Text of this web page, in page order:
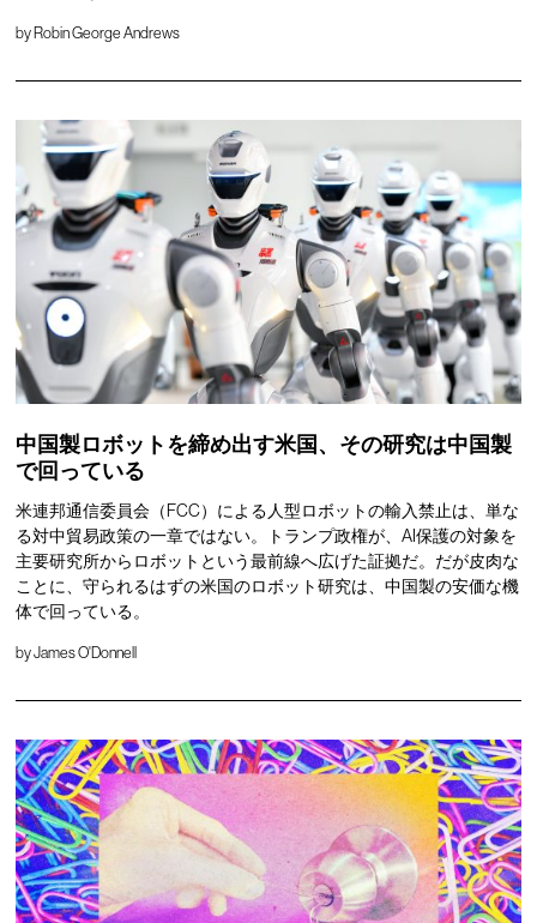
by Robin George Andrews
中国製ロボットを締め出す米国、その研究は中国製
で回っている
米連邦通信委員会（FCC）による人型ロボットの輸入禁止は、単な
る対中貿易政策の一章ではない。トランプ政権が、AI保護の対象を
主要研究所からロボットという最前線へ広げた証拠だ。だが皮肉な
ことに、守られるはずの米国のロボット研究は、中国製の安価な機
体で回っている。
byJames O'Donnell